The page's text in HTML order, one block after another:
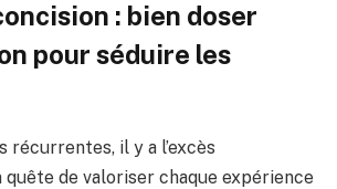
: bien doser
pour séduire les
récurrentes, il y a l’excès
quête de valoriser chaque expérience